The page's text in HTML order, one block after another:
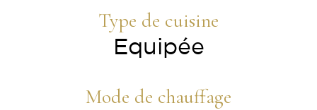
Type de cuisine
Equipée
Mode de chauffage